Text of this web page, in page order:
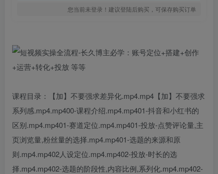
您当前未登录！建议登陆后购买，可保存购买订单
课程目录：【加】不要强求差异化.mp4.mp4【加】不要强求
系列感.mp4.mp400-课程介绍.mp4.mp401-抖音和小红书的
区别.mp4.mp401-赛道定位.mp4.mp401-投放-点赞评论量,主
页浏览量,粉丝量的选择.mp4.mp401-选题的来源和原
则.mp4.mp402人设定位.mp4.mp402-投放-时长的选
择.mp4.mp402-选题的阶段性,内容比例,系列化.mp4.mp402-